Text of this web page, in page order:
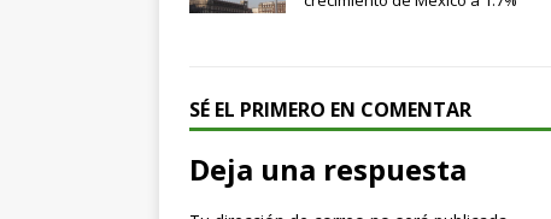
SÉ EL PRIMERO EN COMENTAR
Deja una respuesta